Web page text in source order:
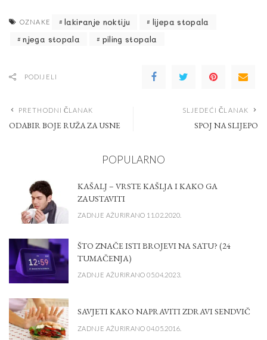
OZNAKE lakiranje noktiju
lijepa stopala
njega stopala
piling stopala
PODIJELI
PRETHODNI ČLANAK
ODABIR BOJE RUŽA ZA USNE
SLJEDEĆI ČLANAK
SPOJ NA SLIJEPO
POPULARNO
KAŠALJ – VRSTE KAŠLJA I KAKO GA
ZAUSTAVITI
ZADNJE AŽURIRANO 11.02.2020.
ŠTO ZNAČE ISTI BROJEVI NA SATU? (24
TUMAČENJA)
ZADNJE AŽURIRANO 05.04.2023.
SAVJETI KAKO NAPRAVITI ZDRAVI SENDVIČ
ZADNJE AŽURIRANO 04.05.2016.